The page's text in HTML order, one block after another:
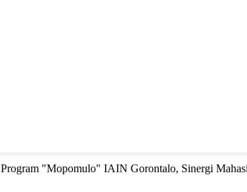
Program "Mopomulo" IAIN Gorontalo, Sinergi